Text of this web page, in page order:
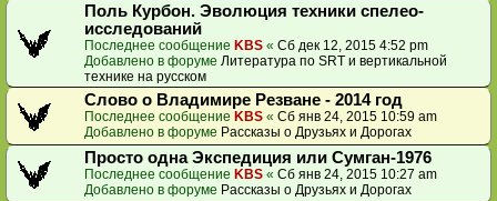
Поль Курбон. Эволюция техники спелео-
исследований
Последнее сообщение KBS « Сб дек 12, 2015 4:52 pm
Добавлено в форуме Литература по SRT и вертикальной
технике на русском
Слово о Владимире Резване - 2014 год
Последнее сообщение KBS « Сб янв 24, 2015 10:59 am
Добавлено в форуме Рассказы о Друзьях и Дорогах
Просто одна Экспедиция или Сумган-1976
Последнее сообщение KBS « Сб янв 24, 2015 10:27 am
Добавлено в форуме Рассказы о Друзьях и Дорогах